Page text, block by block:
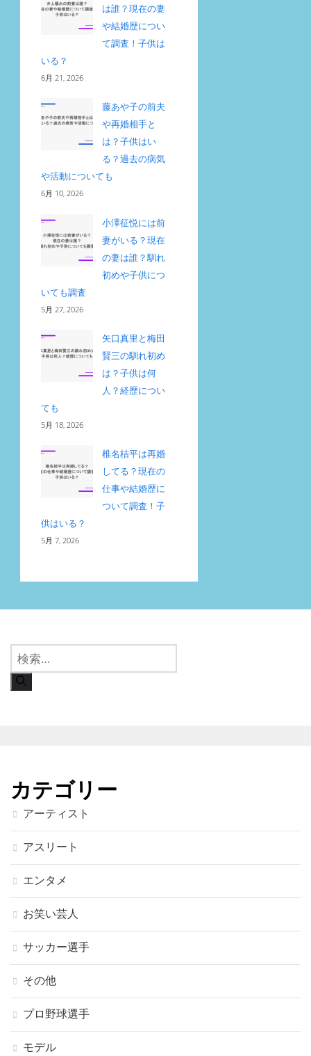
は誰？現在の妻
や結婚歴につい
て調査！子供は
いる？
6月 21, 2026
藤あや子の前夫
や再婚相手と
は？子供はい
る？過去の病気
や活動についても
6月 10, 2026
小澤征悦には前
妻がいる？現在
の妻は誰？馴れ
初めや子供につ
いても調査
5月 27, 2026
矢口真里と梅田
賢三の馴れ初め
は？子供は何
人？経歴につい
ても
5月 18, 2026
椎名桔平は再婚
してる？現在の
仕事や結婚歴に
ついて調査！子
供はいる？
5月 7, 2026
検
索:
カテゴリー
アーティスト
アスリート
エンタメ
お笑い芸人
サッカー選手
その他
プロ野球選手
モデル